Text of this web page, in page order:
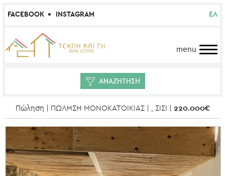
FACEBOOK INSTAGRAM ΕΛ
menu
ΑΝΑΖΗΤΗΣΗ
Πώληση | ΠΩΛΗΣΗ ΜΟΝΟΚΑΤΟΙΚΙΑΣ | , ΣΙΣΙ | 220.000€